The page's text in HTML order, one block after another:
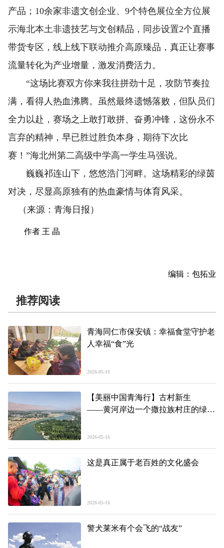
产品；10余家非遗文创企业、9个特色展位全方位展
示海北本土非遗技艺与文创精品，同步设置2个直播
带货专区，线上线下联动推介高原臻品，真正让赛事
流量转化为产业增量，激发消费活力。
“这场比赛双方你来我往拼劲十足，攻防节奏拉
满，看得人热血沸腾。虽然最终遗憾落败，但队员们
全力以赴，赛场之上敢打敢拼、奋勇冲锋，这份永不
言弃的精神，早已胜过胜负本身，期待下次比
赛！”海北州第二高级中学高一学生马强说。
巍巍祁连山下，悠悠浩门河畔。这场精彩的绿茵
对决，尽显高原独有的热血豪情与体育风采。
（来源：青海日报）
作者 王 晶
编辑：包拓业
推荐阅读
青海同仁市保安镇：幸福食堂守护老
人幸福“食”光
2026-05-16
【美丽中国青海行】古村新生
——黄河岸边一个撒拉族村庄的绿色
2026-05-16
这是真正属于老百姓的文化盛会
2026-05-16
警犬莱米有个会飞的“战友”